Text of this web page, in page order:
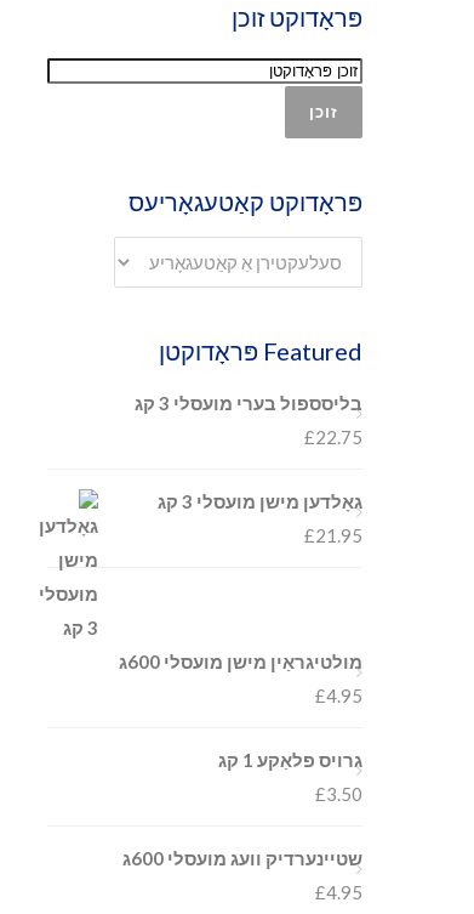
פּראָדוקט זוכן
זוכן
פּראָדוקט קאַטעגאָריעס
Featured פּראָדוקטן
בליסספול בערי מועסלי 3 קג
£22.75
גאָלדען מישן מועסלי 3 קג
£21.95
מולטיגראַין מישן מועסלי 600ג
£4.95
גרויס פלאַקע 1 קג
£3.50
שטיינערדיק וועג מועסלי 600ג
£4.95